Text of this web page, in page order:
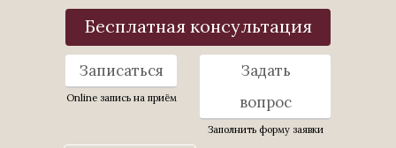
Бесплатная консультация
Записаться
Online запись на приём
Задать
вопрос
Заполнить форму заявки